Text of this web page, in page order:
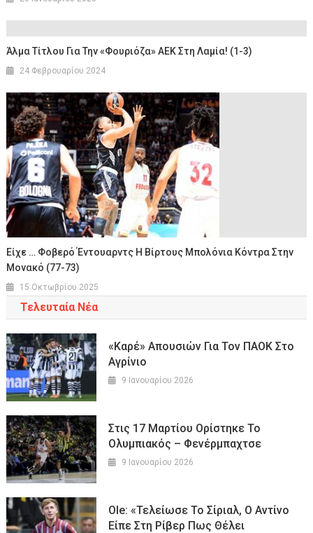
Άλμα Τίτλου Για Την «φουριόζα» ΑΕΚ Στη Λαμία! (1-3)
24 Φεβρουαρίου 2024
Είχε … Φοβερό Έντουαρντς Η Βίρτους Μπολόνια Κόντρα Στην
Μονακό (77-73)
15 Οκτωβρίου 2025
Τελευταία Νέα
«Καρέ» Απουσιών Για Τον ΠΑΟΚ Στο
Αγρίνιο
9 Ιανουαρίου 2026
Στις 17 Μαρτίου Ορίστηκε Το
Ολυμπιακός – Φενέρμπαχτσε
9 Ιανουαρίου 2026
Ole: «Τελείωσε Το Σίριαλ, Ο Αντίνο
Είπε Στη Ρίβερ Πως Θέλει